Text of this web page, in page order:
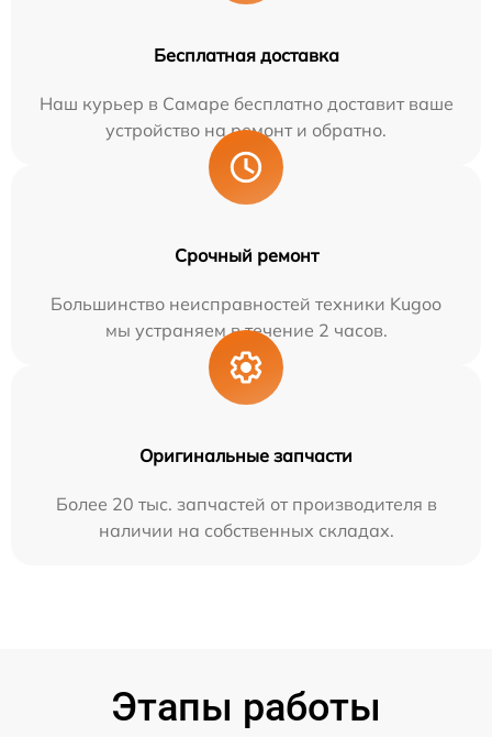
Бесплатная доставка
Наш курьер в Самаре бесплатно доставит ваше
устройство на ремонт и обратно.
Срочный ремонт
Большинство неисправностей техники Kugoo
мы устраняем в течение 2 часов.
Оригинальные запчасти
Более 20 тыс. запчастей от производителя в
наличии на собственных складах.
Этапы работы